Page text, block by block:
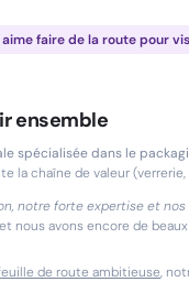
aime faire de la route pour
ensemble
spécialisée dans le
la chaîne de valeur
notre forte expertise et
avons encore de beaux
de route ambitieuse,